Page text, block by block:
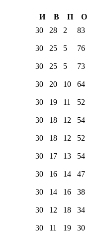
И В П
О
30 28 2 83
30 25 5 76
30 25 5 73
30 20 10 64
30 19 11 52
30 18 12 54
30 18 12 52
30 17 13 54
30 16 14 47
30 14 16 38
30 12 18 34
30 11 19 30